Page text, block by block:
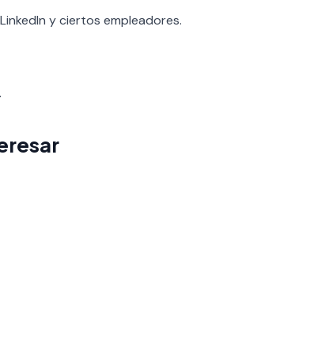
y ciertos empleadores.